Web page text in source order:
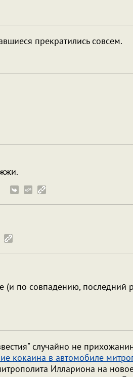
прекратились совсем.
по совпадению, последний
случайно не
кокаина в автомобиле
Иллариона на